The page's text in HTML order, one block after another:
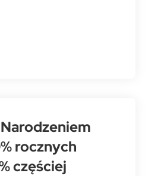
rocznych
częściej